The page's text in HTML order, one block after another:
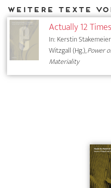
Actually 12
In: Kerstin
Witzgall (Hg.),Power
Materiality